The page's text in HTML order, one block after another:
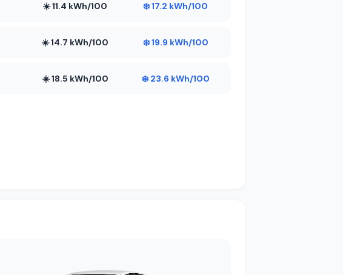
☀️ 11.4 kWh/100 ❄️ 17.2 kWh/100
☀️ 14.7 kWh/100 ❄️ 19.9 kWh/100
☀️ 18.5 kWh/100 ❄️ 23.6 kWh/100